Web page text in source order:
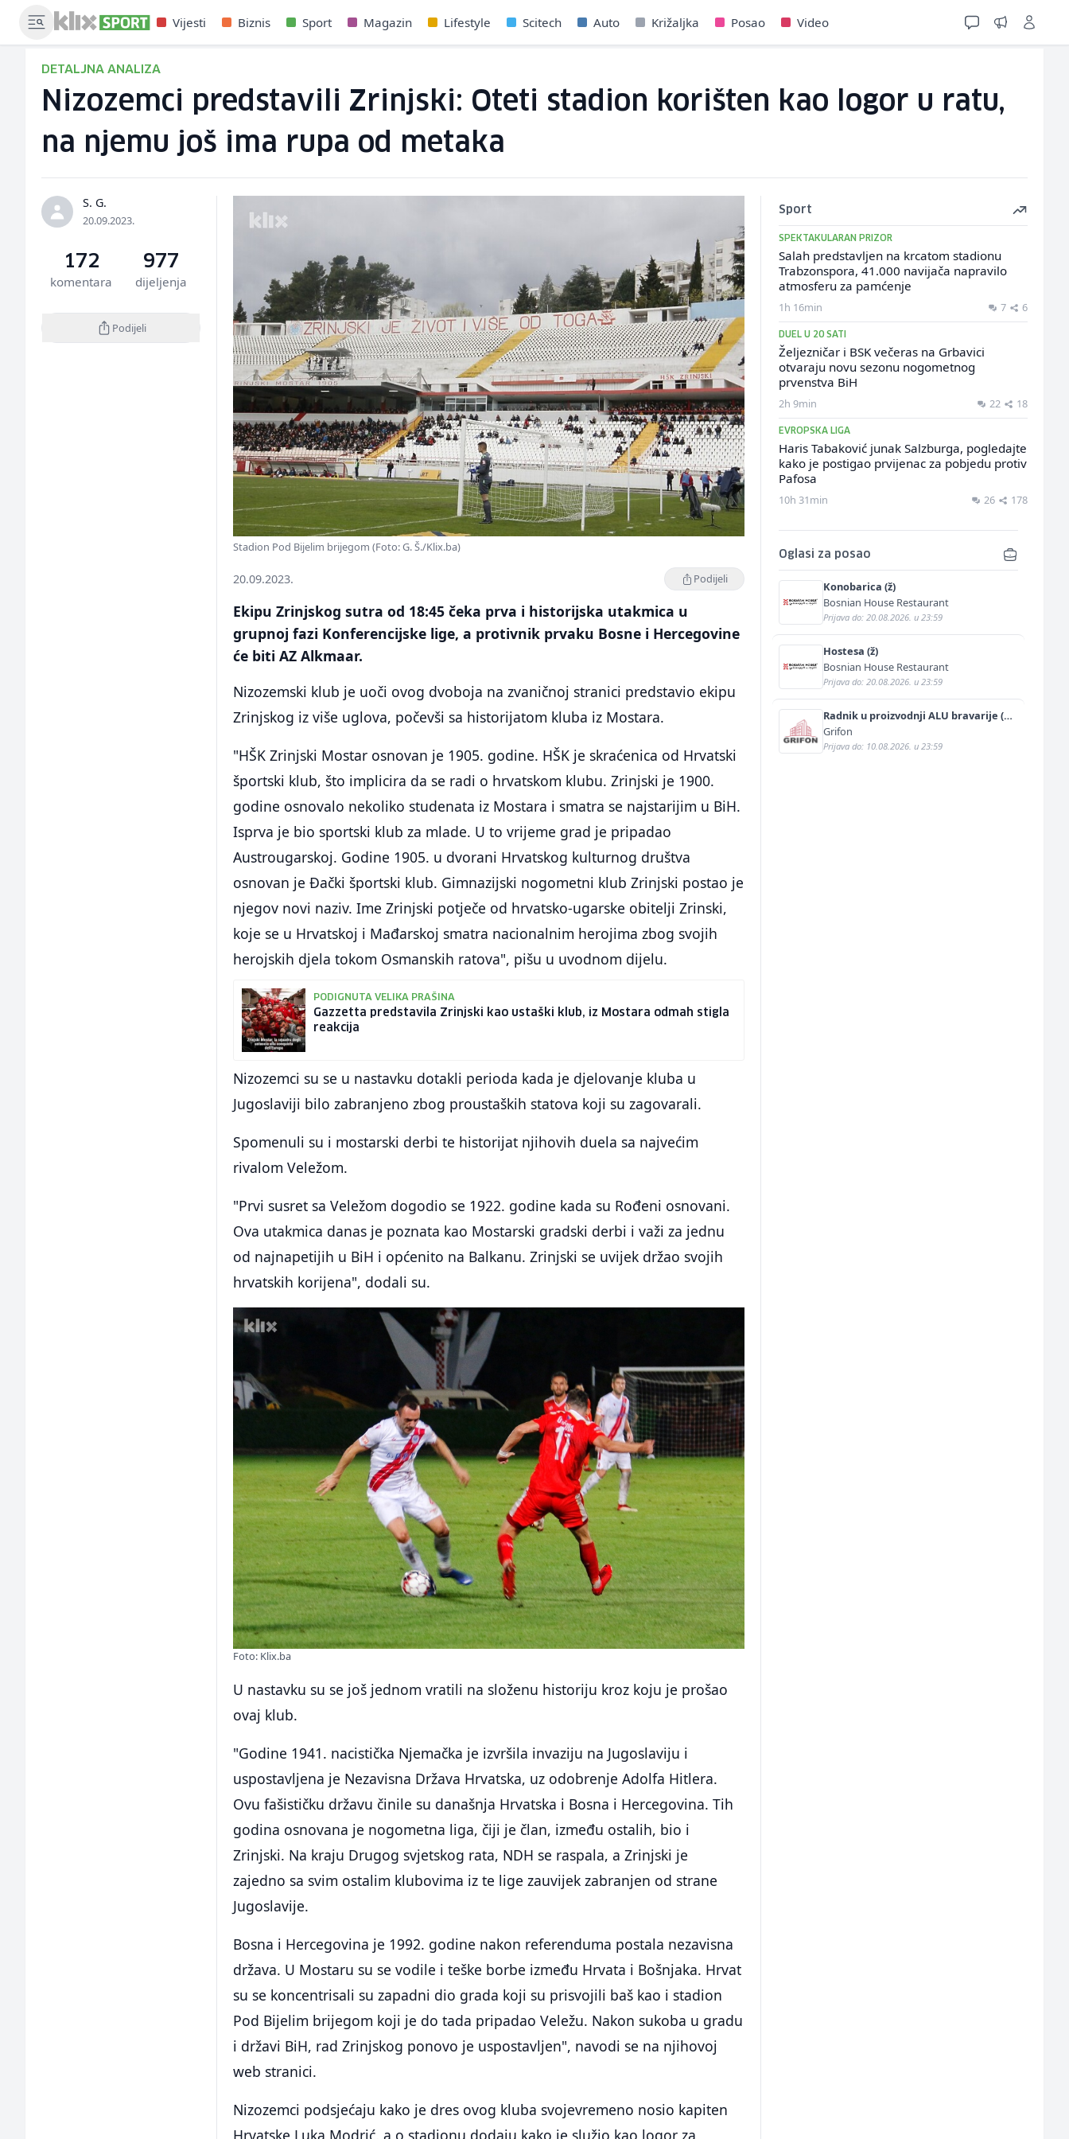
Vijesti Biznis Sport Magazin Lifestyle Scitech Auto Križaljka Posao Video
DETALJNA ANALIZA
Nizozemci predstavili Zrinjski: Oteti stadion korišten kao logor u ratu,
na njemu još ima rupa od metaka
S. G.
20.09.2023.
172
komentara
977
dijeljenja
Podijeli
Stadion Pod Bijelim brijegom (Foto: G. Š./Klix.ba)
20.09.2023. Podijeli
Ekipu Zrinjskog sutra od 18:45 čeka prva i historijska utakmica u
grupnoj fazi Konferencijske lige, a protivnik prvaku Bosne i Hercegovine
će biti AZ Alkmaar.
Nizozemski klub je uoči ovog dvoboja na zvaničnoj stranici predstavio ekipu
Zrinjskog iz više uglova, počevši sa historijatom kluba iz Mostara.
"HŠK Zrinjski Mostar osnovan je 1905. godine. HŠK je skraćenica od Hrvatski
športski klub, što implicira da se radi o hrvatskom klubu. Zrinjski je 1900.
godine osnovalo nekoliko studenata iz Mostara i smatra se najstarijim u BiH.
Isprva je bio sportski klub za mlade. U to vrijeme grad je pripadao
Austrougarskoj. Godine 1905. u dvorani Hrvatskog kulturnog društva
osnovan je Đački športski klub. Gimnazijski nogometni klub Zrinjski postao je
njegov novi naziv. Ime Zrinjski potječe od hrvatsko-ugarske obitelji Zrinski,
koje se u Hrvatskoj i Mađarskoj smatra nacionalnim herojima zbog svojih
herojskih djela tokom Osmanskih ratova", pišu u uvodnom dijelu.
PODIGNUTA VELIKA PRAŠINA
Gazzetta predstavila Zrinjski kao ustaški klub, iz Mostara odmah stigla
reakcija
Nizozemci su se u nastavku dotakli perioda kada je djelovanje kluba u
Jugoslaviji bilo zabranjeno zbog proustaških statova koji su zagovarali.
Spomenuli su i mostarski derbi te historijat njihovih duela sa najvećim
rivalom Veležom.
"Prvi susret sa Veležom dogodio se 1922. godine kada su Rođeni osnovani.
Ova utakmica danas je poznata kao Mostarski gradski derbi i važi za jednu
od najnapetijih u BiH i općenito na Balkanu. Zrinjski se uvijek držao svojih
hrvatskih korijena", dodali su.
Foto: Klix.ba
U nastavku su se još jednom vratili na složenu historiju kroz koju je prošao
ovaj klub.
"Godine 1941. nacistička Njemačka je izvršila invaziju na Jugoslaviju i
uspostavljena je Nezavisna Država Hrvatska, uz odobrenje Adolfa Hitlera.
Ovu fašističku državu činile su današnja Hrvatska i Bosna i Hercegovina. Tih
godina osnovana je nogometna liga, čiji je član, između ostalih, bio i
Zrinjski. Na kraju Drugog svjetskog rata, NDH se raspala, a Zrinjski je
zajedno sa svim ostalim klubovima iz te lige zauvijek zabranjen od strane
Jugoslavije.
Bosna i Hercegovina je 1992. godine nakon referenduma postala nezavisna
država. U Mostaru su se vodile i teške borbe između Hrvata i Bošnjaka. Hrvat
su se koncentrisali su zapadni dio grada koji su prisvojili baš kao i stadion
Pod Bijelim brijegom koji je do tada pripadao Veležu. Nakon sukoba u gradu
i državi BiH, rad Zrinjskog ponovo je uspostavljen", navodi se na njihovoj
web stranici.
Nizozemci podsjećaju kako je dres ovog kluba svojevremeno nosio kapiten
Hrvatske Luka Modrić, a o stadionu dodaju kako je služio kao logor za
Sport
SPEKTAKULARAN PRIZOR
Salah predstavljen na krcatom stadionu
Trabzonspora, 41.000 navijača napravilo
atmosferu za pamćenje
1h 16min 7 6
DUEL U 20 SATI
Željezničar i BSK večeras na Grbavici
otvaraju novu sezonu nogometnog
prvenstva BiH
2h 9min 22 18
EVROPSKA LIGA
Haris Tabaković junak Salzburga, pogledajte
kako je postigao prvijenac za pobjedu protiv
Pafosa
10h 31min 26 178
Oglasi za posao
Konobarica (ž)
Bosnian House Restaurant
Prijava do: 20.08.2026. u 23:59
Hostesa (ž)
Bosnian House Restaurant
Prijava do: 20.08.2026. u 23:59
Radnik u proizvodnji ALU bravarije (m/
ž)
Grifon
Prijava do: 10.08.2026. u 23:59